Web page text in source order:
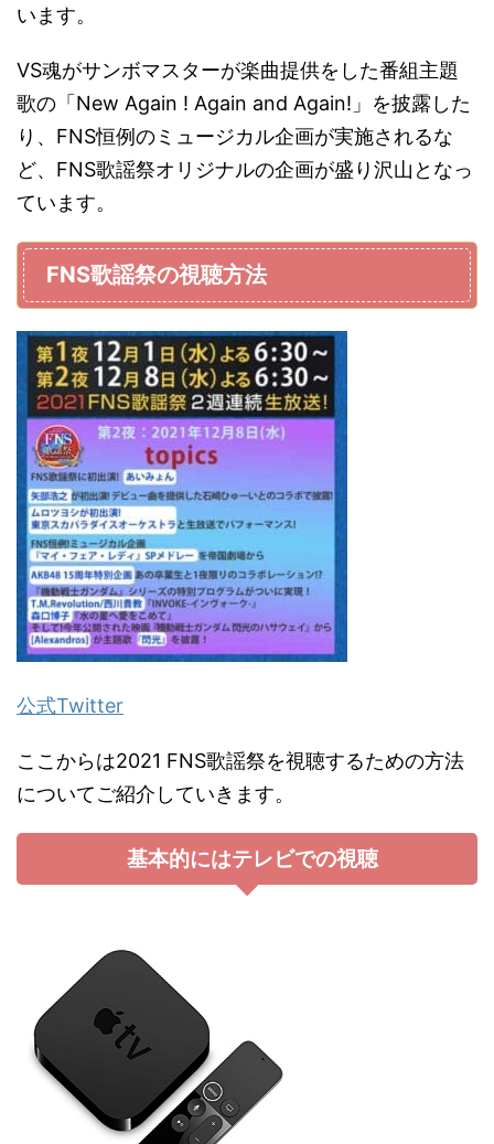
います。
VS魂がサンボマスターが楽曲提供をした番組主題
歌の「New Again ! Again and Again!」を披露した
り、FNS恒例のミュージカル企画が実施されるな
ど、FNS歌謡祭オリジナルの企画が盛り沢山となっ
ています。
FNS歌謡祭の視聴方法
公式Twitter
ここからは2021 FNS歌謡祭を視聴するための方法
についてご紹介していきます。
基本的にはテレビでの視聴